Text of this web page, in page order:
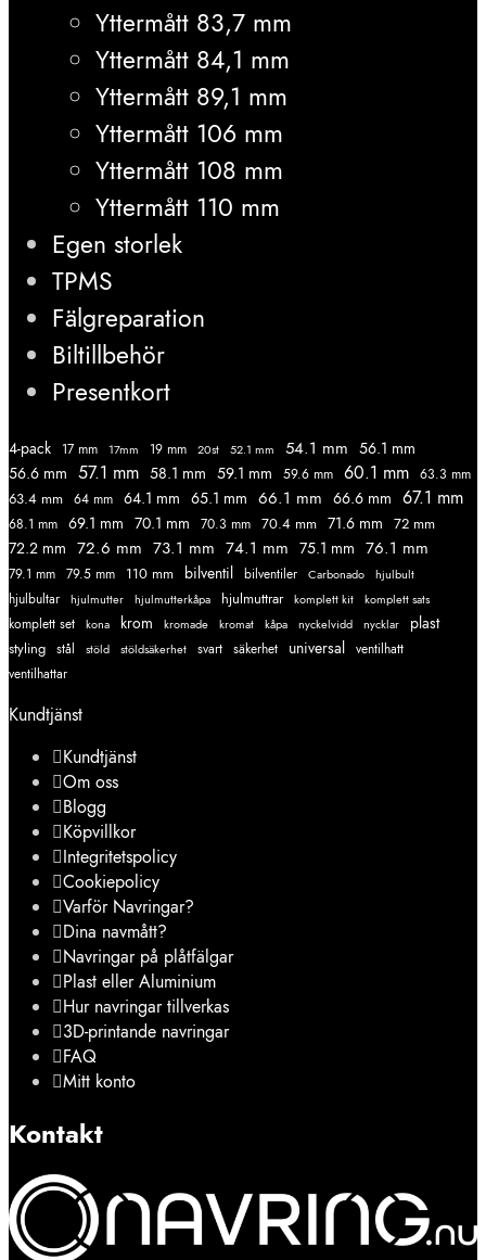
Yttermått 83,7 mm
Yttermått 84,1 mm
Yttermått 89,1 mm
Yttermått 106 mm
Yttermått 108 mm
Yttermått 110 mm
Egen storlek
TPMS
Fälgreparation
Biltillbehör
Presentkort
4-pack 17 mm 17mm 19 mm 20st 52.1 mm 54.1 mm 56.1 mm
56.6 mm 57.1 mm 58.1 mm 59.1 mm 59.6 mm 60.1 mm 63.3 mm
63.4 mm 64 mm 64.1 mm 65.1 mm 66.1 mm 66.6 mm 67.1 mm
68.1 mm 69.1 mm 70.1 mm 70.3 mm 70.4 mm 71.6 mm 72 mm
72.2 mm 72.6 mm 73.1 mm 74.1 mm 75.1 mm 76.1 mm
79.1 mm 79.5 mm 110 mm bilventil bilventiler Carbonado hjulbult
hjulbultar hjulmutter hjulmutterkåpa hjulmuttrar komplett kit komplett sats
komplett set kona krom kromade kromat kåpa nyckelvidd nycklar
plast
styling
stål stöld stöldsäkerhet svart säkerhet universal ventilhatt
ventilhattar
Kundtjänst
Kundtjänst
Om oss
Blogg
Köpvillkor
Integritetspolicy
Cookiepolicy
Varför Navringar?
Dina navmått?
Navringar på plåtfälgar
Plast eller Aluminium
Hur navringar tillverkas
3D-printande navringar
FAQ
Mitt konto
Kontakt